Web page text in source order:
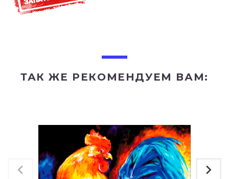
ТАК ЖЕ РЕКОМЕНДУЕМ ВАМ: